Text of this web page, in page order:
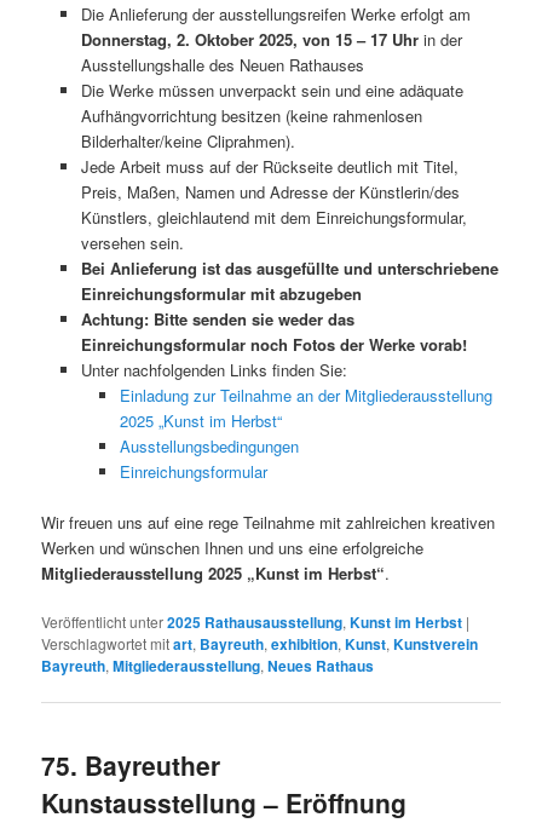
Die Anlieferung der ausstellungsreifen Werke erfolgt am
Donnerstag, 2. Oktober 2025, von 15 – 17 Uhr in der
Ausstellungshalle des Neuen Rathauses
Die Werke müssen unverpackt sein und eine adäquate
Aufhängvorrichtung besitzen (keine rahmenlosen
Bilderhalter/keine Cliprahmen).
Jede Arbeit muss auf der Rückseite deutlich mit Titel,
Preis, Maßen, Namen und Adresse der Künstlerin/des
Künstlers, gleichlautend mit dem Einreichungsformular,
versehen sein.
Bei Anlieferung ist das ausgefüllte und unterschriebene
Einreichungsformular mit abzugeben
Achtung: Bitte senden sie weder das
Einreichungsformular noch Fotos der Werke vorab!
Unter nachfolgenden Links finden Sie:
Einladung zur Teilnahme an der Mitgliederausstellung
2025 „Kunst im Herbst“
Ausstellungsbedingungen
Einreichungsformular
Wir freuen uns auf eine rege Teilnahme mit zahlreichen kreativen
Werken und wünschen Ihnen und uns eine erfolgreiche
Mitgliederausstellung 2025 „Kunst im Herbst“.
Veröffentlicht unter2025 Rathausausstellung,Kunst im Herbst |
Verschlagwortet mitart, Bayreuth,exhibition,Kunst,Kunstverein
Bayreuth,Mitgliederausstellung,Neues Rathaus
75. Bayreuther
Kunstausstellung – Eröffnung